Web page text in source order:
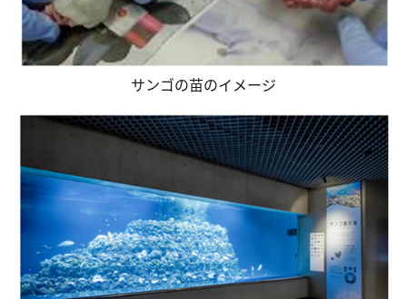
サンゴの苗のイメージ